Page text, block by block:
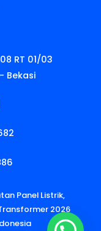
RT 01/03
Bekasi
Panel Listrik,
2026